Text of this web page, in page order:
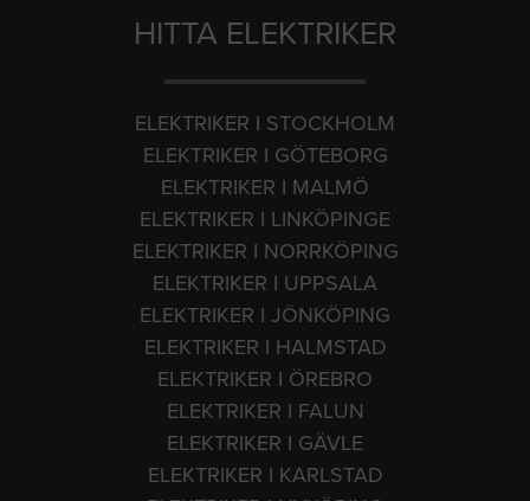
HITTA ELEKTRIKER
ELEKTRIKER I STOCKHOLM
ELEKTRIKER I GÖTEBORG
ELEKTRIKER I MALMÖ
ELEKTRIKER I LINKÖPINGE
ELEKTRIKER I NORRKÖPING
ELEKTRIKER I UPPSALA
ELEKTRIKER I JÖNKÖPING
ELEKTRIKER I HALMSTAD
ELEKTRIKER I ÖREBRO
ELEKTRIKER I FALUN
ELEKTRIKER I GÄVLE
ELEKTRIKER I KARLSTAD